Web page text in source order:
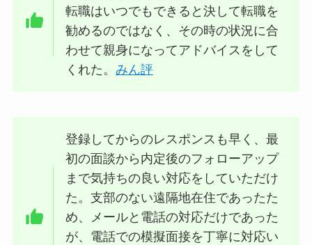
転職はいつでもできると決して転職を
勧めるのではなく、その時の状況に合
わせて親身になってアドバイスをして
くれた。みん評
登録してからのレスポンスも早く、最
初の面談から内定後のフォローアップ
まで気持ちの良い対応をしていただけ
た。支部のない遠隔地在住であったた
め、メールと電話の対応だけであった
が、電話での模擬面接を丁寧に対応い